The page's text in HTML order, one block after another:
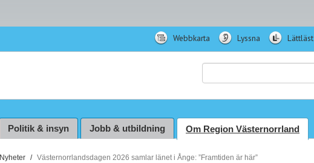
Webbkarta Lyssna Lättläst
Politik & insyn Jobb & utbildning Om Region Västernorrland
Nyheter Västernorrlandsdagen 2026 samlar länet i Ånge: ”Framtiden är här”